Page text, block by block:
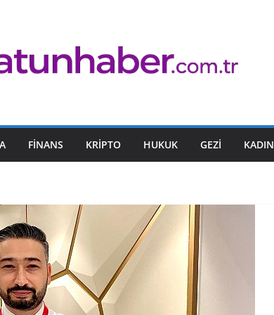
FINANS KRIPTO HUKUK GEZI KADIN